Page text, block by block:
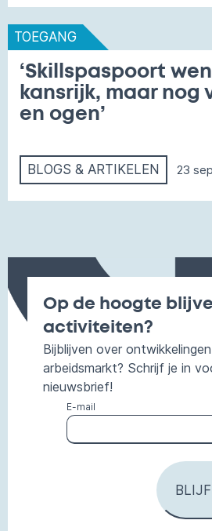
TOEGANG
‘Skillspaspoort
kansrijk, maar nog
en ogen’
BLOGS & ARTIKELEN 23
Op de hoogte
activiteiten?
Bijblijven over
arbeidsmarkt? Schrijf je in
nieuwsbrief!
E-mail